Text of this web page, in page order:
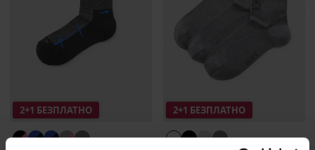
2+1 БЕЗПЛАТНО 2+1 БЕЗПЛАТНО